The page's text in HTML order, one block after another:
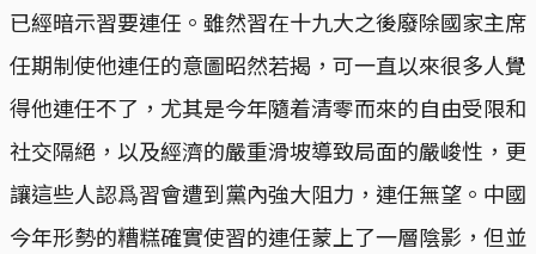
已經暗示習要連任。雖然習在十九大之後廢除國家主席
任期制使他連任的意圖昭然若揭，可一直以來很多人覺
得他連任不了，尤其是今年隨着清零而來的自由受限和
社交隔絕，以及經濟的嚴重滑坡導致局面的嚴峻性，更
讓這些人認爲習會遭到黨內強大阻力，連任無望。中國
今年形勢的糟糕確實使習的連任蒙上了一層陰影，但並